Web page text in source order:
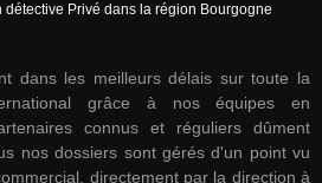
détective Privé dans la région Bourgogne
dans les meilleurs délais sur toute la
grâce à nos équipes en
connus et réguliers dûment
nos dossiers sont gérés d'un point vu
directement par la direction à